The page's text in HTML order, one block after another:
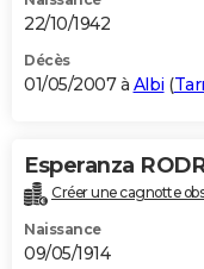
22/10/1942
Décès
01/05/2007 à Albi (
Esperanza
Créer une cagnotte
Naissance
09/05/1914